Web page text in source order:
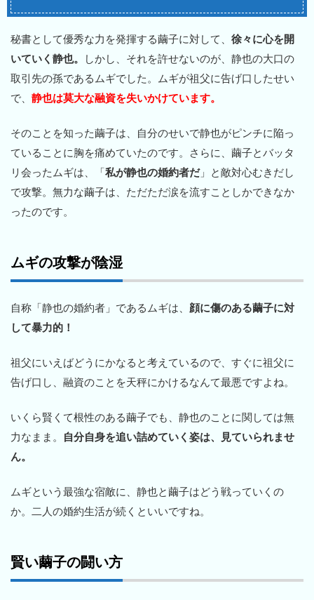
秘書として優秀な力を発揮する繭子に対して、 徐々に心を開
いていく静也。
しかし、それを許せないのが、静也の大口の
取引先の孫であるムギでした。ムギが祖父に告げ口したせい
で、 静也は莫大な融資を失いかけています。
そのことを知った繭子は、自分のせいで静也がピンチに陥っ
ていることに胸を痛めていたのです。さらに、繭子とバッタ
リ会ったムギは、「私が静也の婚約者だ」と敵対心むきだし
で攻撃。無力な繭子は、ただただ涙を流すことしかできなか
ったのです。
ムギの攻撃が陰湿
自称「静也の婚約者」であるムギは、 顔に傷のある繭子に対
して暴力的！
祖父にいえばどうにかなると考えているので、すぐに祖父に
告げ口し、融資のことを天秤にかけるなんて最悪ですよね。
いくら賢くて根性のある繭子でも、静也のことに関しては無
力なまま。
自分自身を追い詰めていく姿は、見ていられませ
ん。
ムギという最強な宿敵に、静也と繭子はどう戦っていくの
か。二人の婚約生活が続くといいですね。
賢い繭子の闘い方